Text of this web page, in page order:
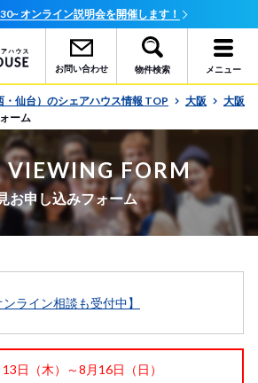
オンライン説明会を開催します！
お問い合わせ 物件検索 メニュー
・仙台）のシェアハウス情報 TOP 大阪
大阪
ーム
VIEWING FORM
お申し込みフォーム
ンライン相談も受付中】
日（木）～8月16日（日）